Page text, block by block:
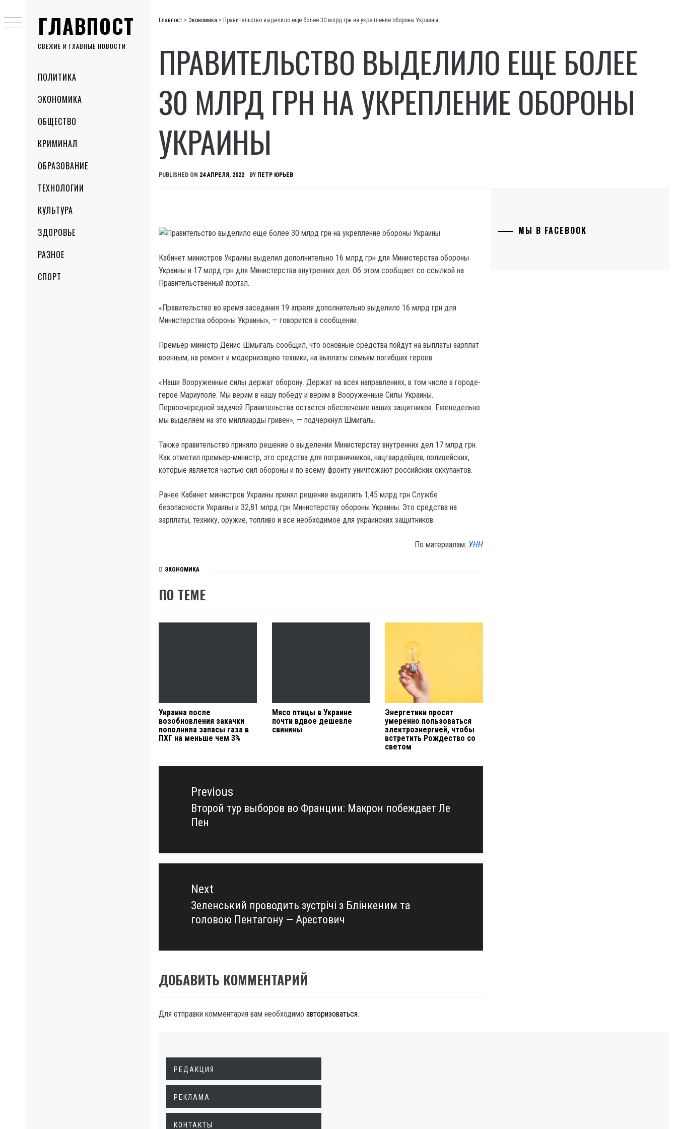
ГЛАВПОСТ
СВЕЖИЕ И ГЛАВНЫЕ НОВОСТИ
MenuПОЛИТИКА
ЭКОНОМИКА
ОБЩЕСТВО
КРИМИНАЛ
ОБРАЗОВАНИЕ
ТЕХНОЛОГИИ
КУЛЬТУРА
ЗДОРОВЬЕ
РАЗНОЕ
СПОРТ
to
content
Главпост > Экономика > Правительство выделило еще более 30 млрд грн на укрепление обороны Украины
ПРАВИТЕЛЬСТВО ВЫДЕЛИЛО ЕЩЕ БОЛЕЕ
30 МЛРД ГРН НА УКРЕПЛЕНИЕ ОБОРОНЫ
УКРАИНЫ
PUBLISHED ON 24 АПРЕЛЯ, 2022 BY ПЕТР ЮРЬЕВ
Кабинет министров Украины выделил дополнительно 16 млрд грн для Министерства обороны
Украины и 17 млрд грн для Министерства внутренних дел. Об этом сообщает со ссылкой на
Правительственный портал.
«Правительство во время заседания 19 апреля дополнительно выделило 16 млрд грн для
Министерства обороны Украины», — говорится в сообщении.
Премьер-министр Денис Шмыгаль сообщил, что основные средства пойдут на выплаты зарплат
военным, на ремонт и модернизацию техники, на выплаты семьям погибших героев.
«Наши Вооруженные силы держат оборону. Держат на всех направлениях, в том числе в городе-
герое Мариуполе. Мы верим в нашу победу и верим в Вооруженные Силы Украины.
Первоочередной задачей Правительства остается обеспечение наших защитников. Еженедельно
мы выделяем на это миллиарды гривен», — подчеркнул Шмигаль.
Также правительство приняло решение о выделении Министерству внутренних дел 17 млрд грн.
Как отметил премьер-министр, это средства для пограничников, нацгвардейцев, полицейских,
которые является частью сил обороны и по всему фронту уничтожают российских оккупантов.
Ранее Кабинет министров Украины принял решение выделить 1,45 млрд грн Службе
безопасности Украины и 32,81 млрд грн Министерству обороны Украины. Это средства на
зарплаты, технику, оружие, топливо и все необходимое для украинских защитников.
По материалам: УНН
ЭКОНОМИКА
ПО ТЕМЕ
Украина после
возобновления закачки
пополнила запасы газа в
ПХГ на меньше чем 3%
Мясо птицы в Украине
почти вдвое дешевле
свинины
Энергетики просят
умеренно пользоваться
электроэнергией, чтобы
встретить Рождество со
светом
Навигация
записямPrevious
Previous
post:
Второй тур выборов во Франции: Макрон побеждает Ле
Пен
Next
Next
post:
Зеленський проводить зустрічі з Блінкеним та
головою Пентагону — Арестович
ДОБАВИТЬ КОММЕНТАРИЙ
Для отправки комментария вам необходимо авторизоваться.
МЫ В FACEBOOK
РЕДАКЦИЯ
РЕКЛАМА
КОНТАКТЫ